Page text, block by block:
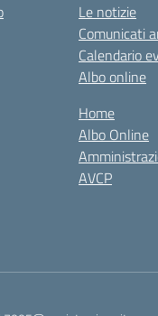
Le notizie
Comunicati
Calendario
Albo online
Home
Albo Online
AVCP